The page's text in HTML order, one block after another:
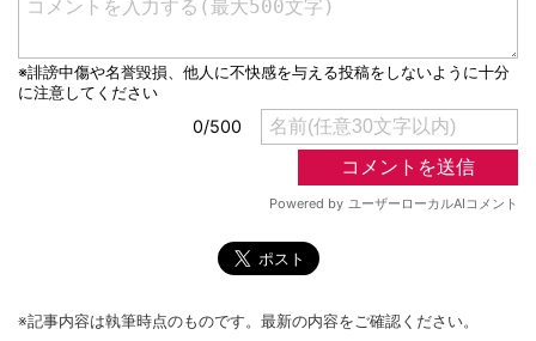
※記事内容は執筆時点のものです。最新の内容をご確認ください。